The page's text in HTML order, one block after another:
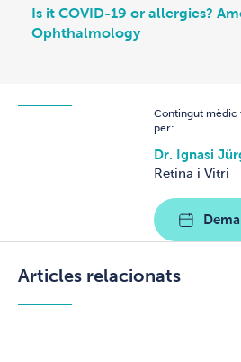
Is it COVID-19 or allergies?
Ophthalmology
Contingut mèdic
per:
Dr. Ignasi
Retina i Vitri
Articles relacionats